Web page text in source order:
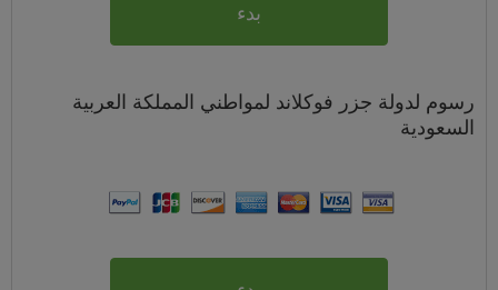
بدء
رسوم لدولة جزر فوكلاند لمواطني المملكة العربية
السعودية